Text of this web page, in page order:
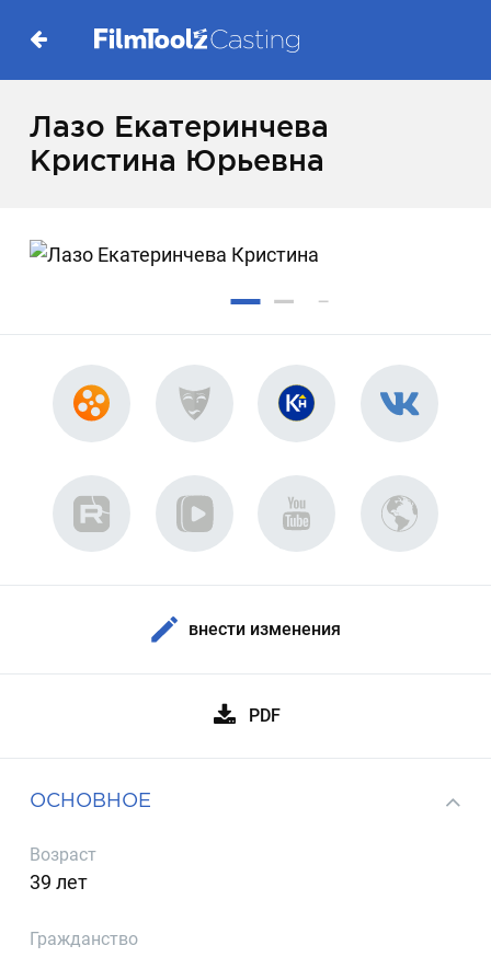
Лазо Екатеринчева
Кристина Юрьевна
внести изменения
PDF
ОСНОВНОЕ
Возраст
39 лет
Гражданство